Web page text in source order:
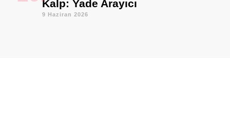
Kalp: Yade Arayıcı
9 Haziran 2026